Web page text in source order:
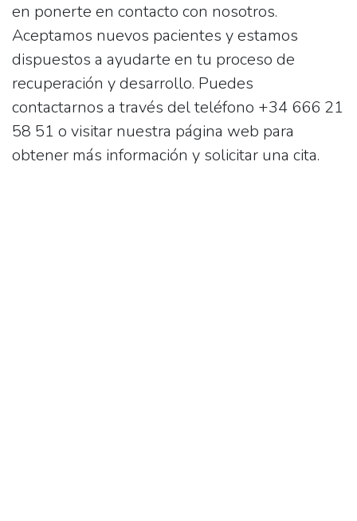
en ponerte en contacto con nosotros.
Aceptamos nuevos pacientes y estamos
dispuestos a ayudarte en tu proceso de
recuperación y desarrollo. Puedes
contactarnos a través del teléfono +34 666 21
58 51 o visitar nuestra página web para
obtener más información y solicitar una cita.